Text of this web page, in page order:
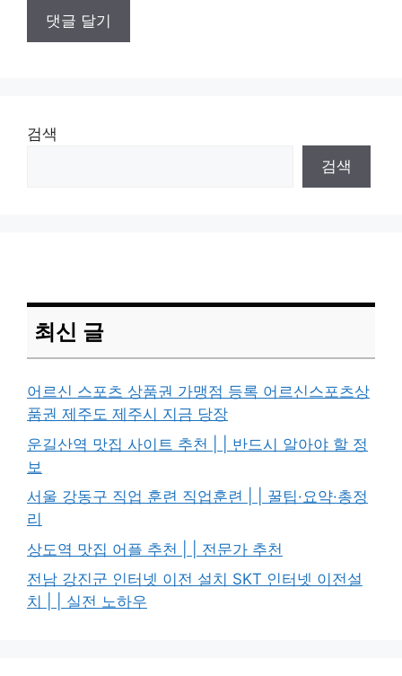
검색
검색
최신 글
어르신 스포츠 상품권 가맹점 등록 어르신스포츠상
품권 제주도 제주시 지금 당장
운길산역 맛집 사이트 추천 | | 반드시 알아야 할 정
보
서울 강동구 직업 훈련 직업훈련 | | 꿀팁·요약·총정
리
상도역 맛집 어플 추천 | | 전문가 추천
전남 강진군 인터넷 이전 설치 SKT 인터넷 이전설
치 | | 실전 노하우